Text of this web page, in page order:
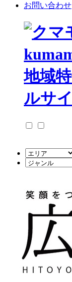
お問い合わせ